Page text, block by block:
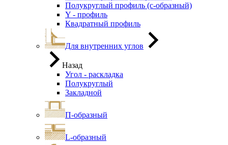
Полукруглый профиль (с-образный)
Y - профиль
Квадратный профиль
Для внутренних углов
Назад
Угол - раскладка
Полукруглый
Закладной
П-образный
L-образный